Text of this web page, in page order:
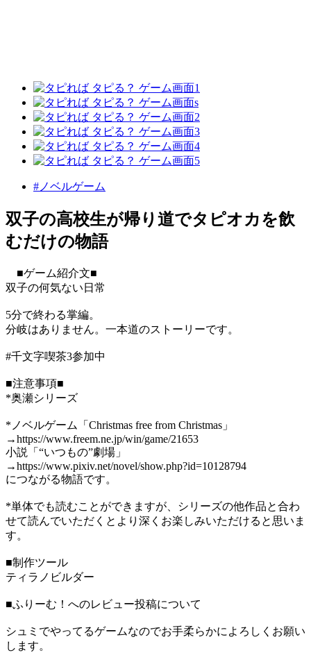
#ノベルゲーム
双子の高校生が帰り道でタピオカを飲
むだけの物語
■ゲーム紹介文■
双子の何気ない日常
5分で終わる掌編。
分岐はありません。一本道のストーリーです。
#千文字喫茶3参加中
■注意事項■
*奥瀬シリーズ
*ノベルゲーム「Christmas free from Christmas」
→https://www.freem.ne.jp/win/game/21653
小説「“いつもの”劇場」
→https://www.pixiv.net/novel/show.php?id=10128794
につながる物語です。
*単体でも読むことができますが、シリーズの他作品と合わ
せて読んでいただくとより深くお楽しみいただけると思いま
す。
■制作ツール
ティラノビルダー
■ふりーむ！へのレビュー投稿について
シュミでやってるゲームなのでお手柔らかによろしくお願い
します。